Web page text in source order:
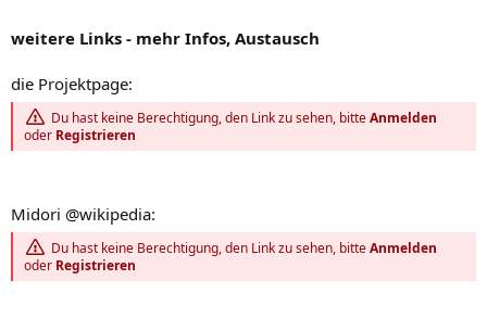
weitere Links - mehr Infos, Austausch
die Projektpage:
Du hast keine Berechtigung, den Link zu sehen, bitteAnmelden
oder Registrieren
Midori @wikipedia:
Du hast keine Berechtigung, den Link zu sehen, bitteAnmelden
oder Registrieren